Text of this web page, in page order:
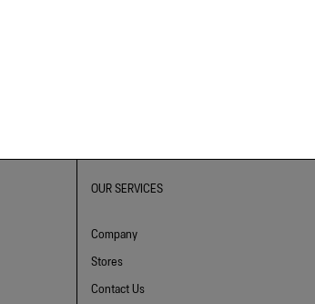
OUR SERVICES
Company
Stores
Contact Us